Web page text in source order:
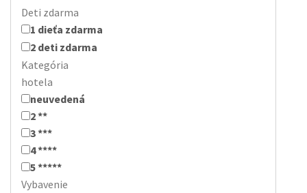
Deti zdarma
1 dieťa zdarma
2 deti zdarma
Kategória
hotela
neuvedená
2 **
3 ***
4 ****
5 *****
Vybavenie